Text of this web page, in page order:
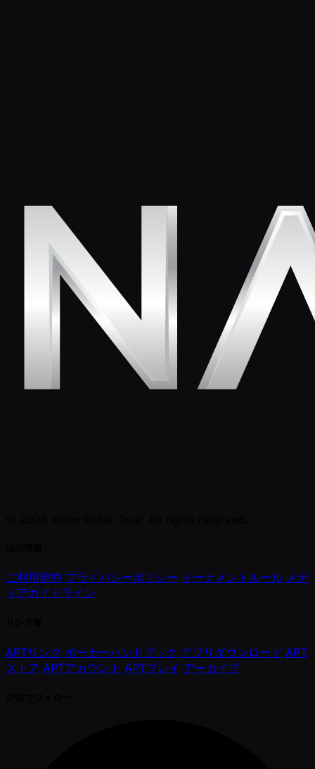
ご利用規約 プライバシーポリシー トーナメントルール メデ
ィアガイドライン
APTリンク ポーカーハンドブック アプリダウンロード APT
ストア APTアカウント APTプレイ アーカイブ